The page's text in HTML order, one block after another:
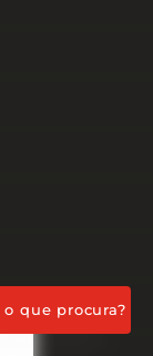
que procura?